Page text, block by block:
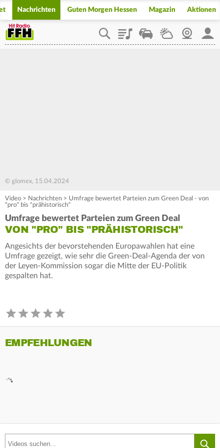
Nachrichten Guten Morgen Hessen Magazin Aktionen
PlaylistStaupilotWetterWebcam
© glomex, 15.04.2024
Video > Nachrichten > Umfrage bewertet Parteien zum Green Deal - von
"pro" bis "prähistorisch"
Umfrage bewertet Parteien zum Green Deal
VON "PRO" BIS "PRÄHISTORISCH"
Angesichts der bevorstehenden Europawahlen hat eine
Umfrage gezeigt, wie sehr die Green-Deal-Agenda der von
der Leyen-Kommission sogar die Mitte der EU-Politik
gespalten hat.
EMPFEHLUNGEN